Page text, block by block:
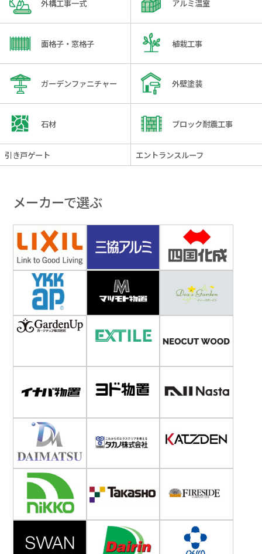
外構工事一式 アルミ温室
面格子・窓格子 植栽工事
ガーデンファニチャー 外壁塗装
石材 ブロック耐震工事
引き戸ゲート エントランスルーフ
メーカーで選ぶ